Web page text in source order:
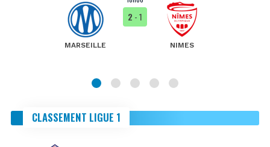
MARSEILLE
2 - 1
NIMES
CLASSEMENT LIGUE 1